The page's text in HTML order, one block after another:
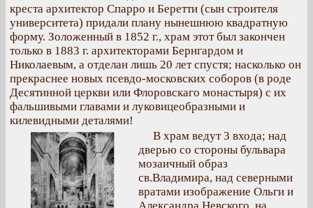
креста архитектор Спарро и Беретти (сын строителя
университета) придали плану нынешнюю квадратную
форму. Золоженный в 1852 г., храм этот был закончен
только в 1883 г. архитекторами Бернгардом и
Николаевым, а отделан лишь 20 лет спустя; насколько он
прекраснее новых псевдо-московских соборов (в роде
Десятинной церкви или Флоровскаго монастыря) с их
фальшивыми главами и луковицеобразными и
килевидными деталями!
В храм ведут 3 входа; над
дверью со стороны бульвара
мозаичный образ
св.Владимира, над северными
вратами изображение Ольги и